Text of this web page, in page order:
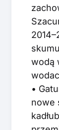
wodą
•
nowe